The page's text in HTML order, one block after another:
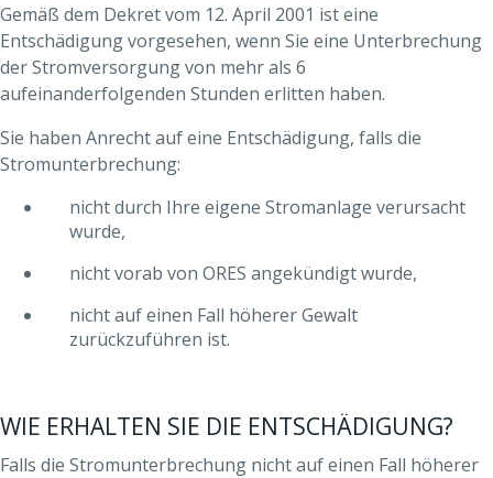
Gemäß dem Dekret vom 12. April 2001 ist eine
Entschädigung vorgesehen, wenn Sie eine Unterbrechung
der Stromversorgung von mehr als 6
aufeinanderfolgenden Stunden erlitten haben.
Sie haben Anrecht auf eine Entschädigung, falls die
Stromunterbrechung:
nicht durch Ihre eigene Stromanlage verursacht
wurde,
nicht vorab von ORES angekündigt wurde,
nicht auf einen Fall höherer Gewalt
zurückzuführen ist.
WIE ERHALTEN SIE DIE ENTSCHÄDIGUNG?
Falls die Stromunterbrechung nicht auf einen Fall höherer